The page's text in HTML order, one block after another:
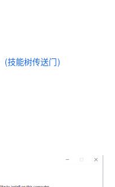
(技能树传送门)